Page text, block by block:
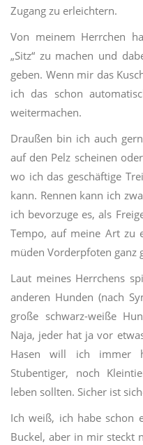
Zugang zu erleichtern.
Von meinem Herrchen
„Sitz“ zu machen und
geben. Wenn mir das
ich das schon
weitermachen.
Draußen bin ich auch
auf den Pelz scheinen
wo ich das geschäftige
kann. Rennen kann ich
ich bevorzuge es, als
Tempo, auf meine Art zu
müden Vorderpfoten ganz
Laut meines Herrchens
anderen Hunden (nach
große schwarz-weiße
Naja, jeder hat ja vor
Hasen will ich immer
Stubentiger, noch
leben sollten. Sicher ist
Ich weiß, ich habe schon
Buckel, aber in mir steckt